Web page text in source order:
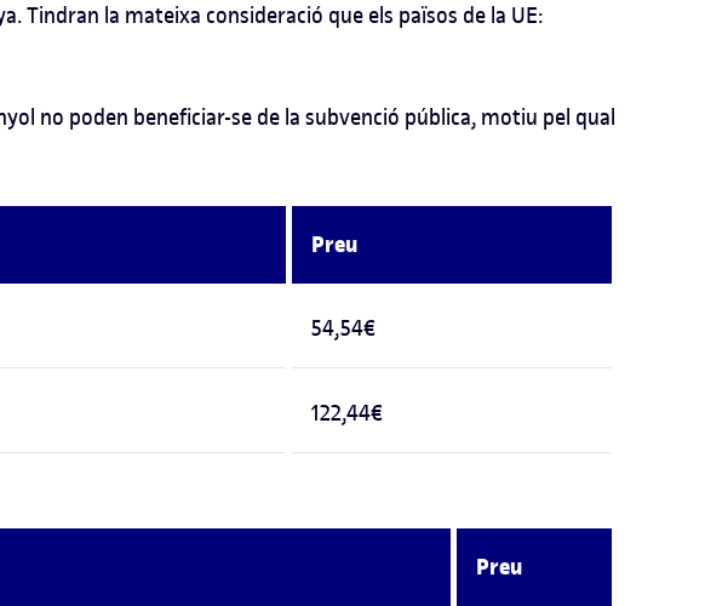
Tindran la mateixa consideració que els països de la UE:
no poden beneficiar-se de la subvenció pública, motiu pel qual
Preu
54,54€
122,44€
Preu